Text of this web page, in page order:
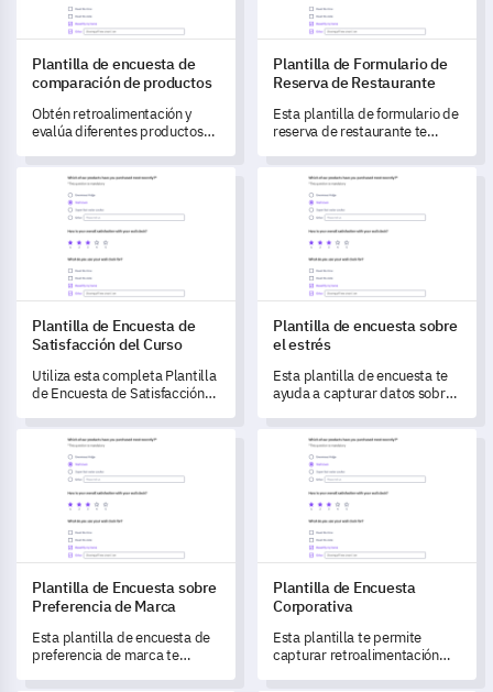
Plantilla de encuesta de
comparación de productos
Obtén retroalimentación y
evalúa diferentes productos
preferencias.
Plantilla de Formulario de
Reserva de Restaurante
Esta plantilla de formulario de
reserva de restaurante te
experiencias de reserva y
comida de tus clientes.
Plantilla de Encuesta de Satisfacción del Curso
Plantilla de Encuesta de
Satisfacción del Curso
Utiliza esta completa Plantilla
de Encuesta de Satisfacción
cruciales sobre las
experiencias de los alumnos.
Plantilla de encuesta sobre el
Plantilla de encuesta sobre
el estrés
Esta plantilla de encuesta te
ayuda a capturar datos sobre
impactan tu vida diaria y tu
entorno laboral.
Plantilla de Encuesta sobre Preferencia de Marca
Plantilla de Encuesta sobre
Preferencia de Marca
Esta plantilla de encuesta de
preferencia de marca te
Plantilla de Encuesta
Plantilla de Encuesta
Corporativa
Esta plantilla te permite
capturar retroalimentación